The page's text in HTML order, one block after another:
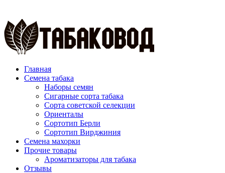
содержанию
Главная
Семена табака
Наборы семян
Сигарные сорта табака
Сорта советской селекции
Ориенталы
Сортотип Берли
Сортотип Вирджиния
Семена махорки
Прочие товары
Ароматизаторы для табака
Отзывы